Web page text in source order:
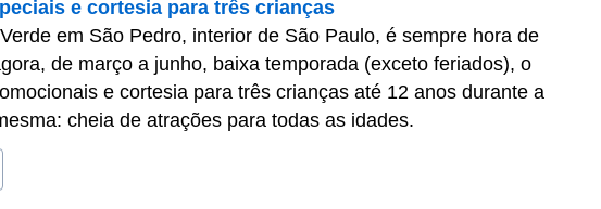
e cortesia para três crianças
em São Pedro, interior de São Paulo, é sempre hora de
de março a junho, baixa temporada (exceto feriados), o
e cortesia para três crianças até 12 anos durante a
cheia de atrações para todas as idades.